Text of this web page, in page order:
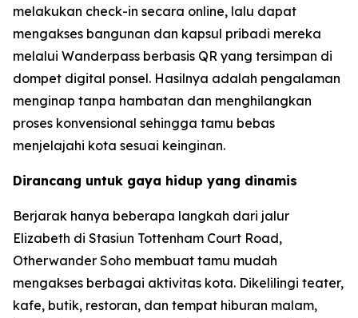
melakukan check-in secara online, lalu dapat
mengakses bangunan dan kapsul pribadi mereka
melalui Wanderpass berbasis QR yang tersimpan di
dompet digital ponsel. Hasilnya adalah pengalaman
menginap tanpa hambatan dan menghilangkan
proses konvensional sehingga tamu bebas
menjelajahi kota sesuai keinginan.
Dirancang untuk gaya hidup yang dinamis
Berjarak hanya beberapa langkah dari jalur
Elizabeth di Stasiun Tottenham Court Road,
Otherwander Soho membuat tamu mudah
mengakses berbagai aktivitas kota. Dikelilingi teater,
kafe, butik, restoran, dan tempat hiburan malam,